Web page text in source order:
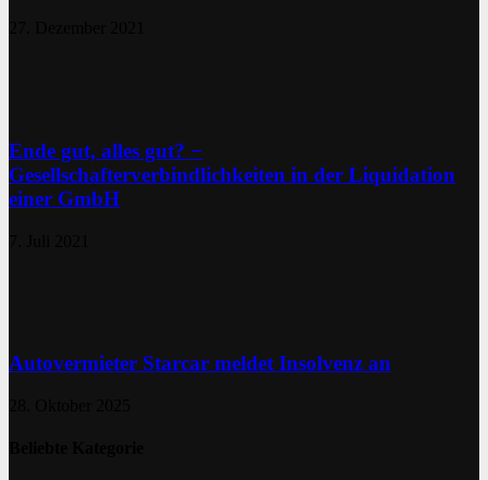
Ende gut, alles gut? −
Gesellschafterverbindlichkeiten in der Liquidation
einer GmbH
Autovermieter Starcar meldet Insolvenz an